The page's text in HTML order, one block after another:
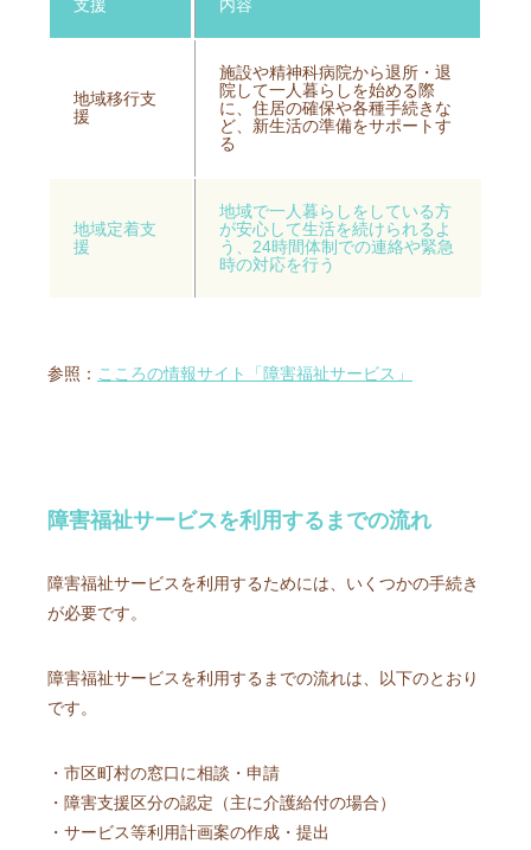
支援 内容
地域移行支
援
施設や精神科病院から退所・退
院して一人暮らしを始める際
に、住居の確保や各種手続きな
ど、新生活の準備をサポートす
る
地域定着支
援
地域で一人暮らしをしている方
が安心して生活を続けられるよ
う、24時間体制での連絡や緊急
時の対応を行う
参照： こころの情報サイト「障害福祉サービス」
障害福祉サービスを利用するまでの流れ
障害福祉サービスを利用するためには、いくつかの手続き
が必要です。
障害福祉サービスを利用するまでの流れは、以下のとおり
です。
・市区町村の窓口に相談・申請
・障害支援区分の認定（主に介護給付の場合）
・サービス等利用計画案の作成・提出